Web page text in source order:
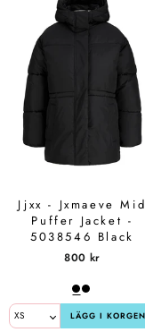
Jjxx - Jxmaeve Mid
Puffer Jacket -
5038546 Black
800 kr
LÄGG I KORGEN